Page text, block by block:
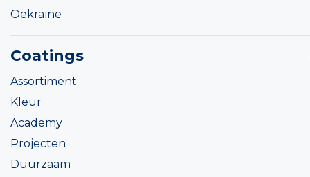
Oekraïne
Coatings
Assortiment
Kleur
Academy
Projecten
Duurzaam